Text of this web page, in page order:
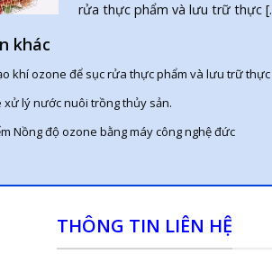
rửa thực phẩm và lưu trữ thực
khác
khí ozone để sục rửa thực phẩm và lưu trữ thực
xử lý nước nuôi trồng thủy sản.
Nồng độ ozone bằng máy công nghệ đức
THÔNG TIN LIÊN HỆ